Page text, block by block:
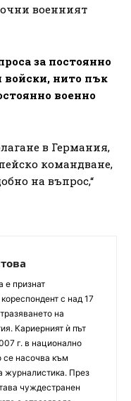
военният
за постоянно
войски, нито пък
военно
в Германия,
командване,
на въпрос,“
е признат
с над 17
на
Кариерният ѝ път
г. в национално
се насочва към
журналистика. През
чуждестранен